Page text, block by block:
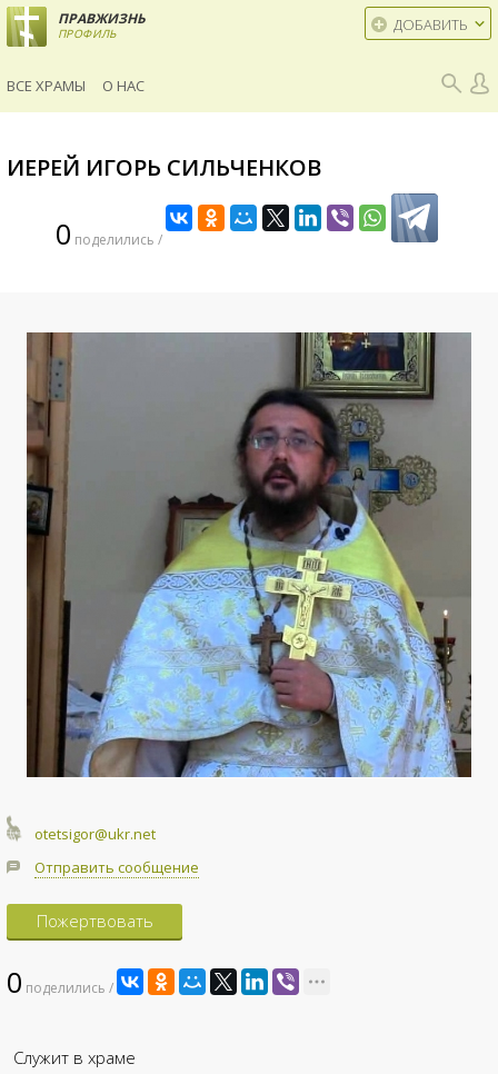
ПРАВЖИЗНЬ
ПРОФИЛЬ ДОБАВИТЬ
ВСЕ ХРАМЫ О НАС
ИЕРЕЙ ИГОРЬ СИЛЬЧЕНКОВ
0 поделились /
otetsigor@ukr.net
Отправить сообщение
Пожертвовать
0 поделились /
Служит в храме